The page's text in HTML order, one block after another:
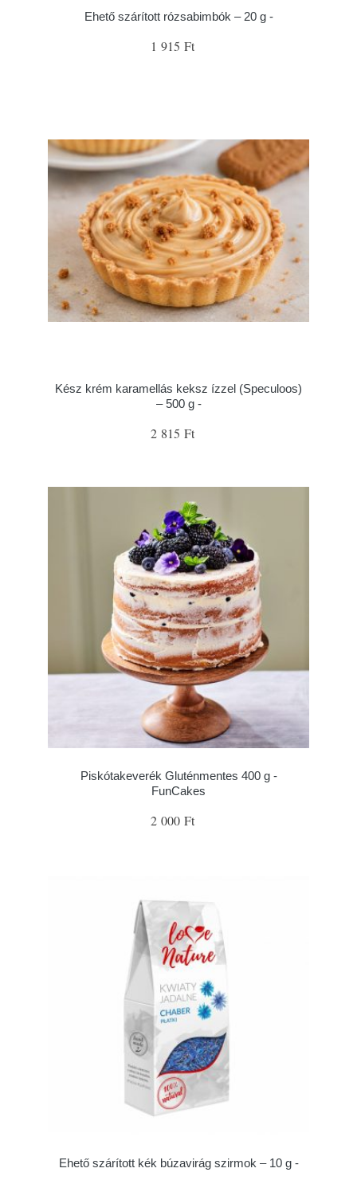
Ehető szárított rózsabimbók – 20 g -
1 915 Ft
Kész krém karamellás keksz ízzel (Speculoos)
– 500 g -
2 815 Ft
Piskótakeverék Gluténmentes 400 g -
FunCakes
2 000 Ft
Ehető szárított kék búzavirág szirmok – 10 g -